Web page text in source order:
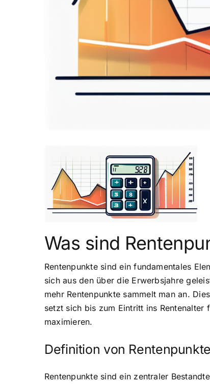
Was sind
Rentenpunkte sind ein fundamentales
sich aus den über die Erwerbsjahre
mehr Rentenpunkte sammelt man an.
setzt sich bis zum Eintritt ins Rentenalter
maximieren.
Definition von
Rentenpunkte sind ein zentraler